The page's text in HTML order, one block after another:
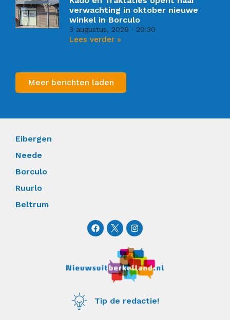
verwachting in oktober nieuwe
winkel in Borculo
3 augustus, 2026 20:30
Lees verder »
Meer berichten laden
Eibergen
Neede
Borculo
Ruurlo
Beltrum
F
a
o
o
I
n
t
a
g
r
a
Tip de redactie!